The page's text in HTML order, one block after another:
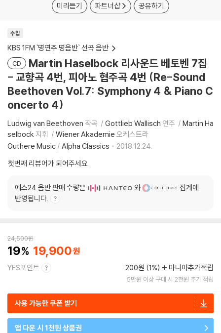
미리듣기 파트너샵 공유하기
수입
KBS 1FM '명연주 명음반` 선곡 음반
CD
Martin Haselbock 리사운드 베토벤 7집
- 교향곡 4번, 피아노 협주곡 4번 (Re-Sound
Beethoven Vol.7: Symphony 4 & Piano C
oncerto 4)
Ludwig van Beethoven 작곡 Gottlieb Wallisch 연주
Martin Ha
selbock 지휘 Wiener Akademie 오케스트라
Outhere Music / Alpha Classics
2018.12.24.
첫번째 리뷰어가 되어주세요
예스24 음반 판매 수량은 와
집계에
반영됩니다.
24,500원
19 19,900
YES포인트 200원 (1%) 마니아추가적립
5만원 이상 구매 시 2천원 추가 적립
사용 가능한 쿠폰 받기
앱 다운 시 1천원 상품권